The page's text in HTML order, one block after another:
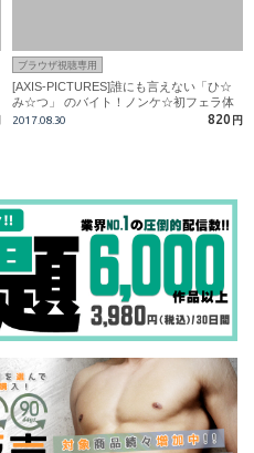
ブラウザ視聴専用
[AXIS-PICTURES]誰にも言えない「ひ☆
み☆つ」 のバイト！ノンケ☆初フェラ体
験
2017.08.30 820 円